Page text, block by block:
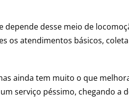
desse meio de
os atendimentos básicos,
ainda tem muito o que
serviço péssimo, chegando a